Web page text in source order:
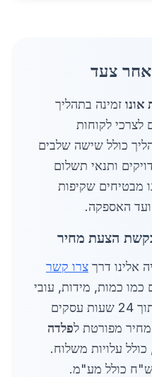
אחר צעד
אונו זמינה בתהליך
לצרכי לקוחות
בשנת 2026. התהליך כולל שישה שלבים
ותנאי תשלום
מבטיחים שקיפות
האספקה.
אלינו דרך צרו קשר
כמו כמות, מידות, עובי
ויישום (גגות, גדרות וכו'). תוך 24 שעות עסקים
פלדה
כולל עלויות משלוח.